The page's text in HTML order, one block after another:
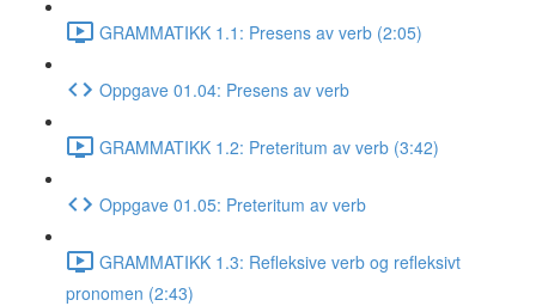
GRAMMATIKK 1.1: Presens av verb (2:05)
Oppgave 01.04: Presens av verb
GRAMMATIKK 1.2: Preteritum av verb (3:42)
Oppgave 01.05: Preteritum av verb
GRAMMATIKK 1.3: Refleksive verb og refleksivt
pronomen (2:43)